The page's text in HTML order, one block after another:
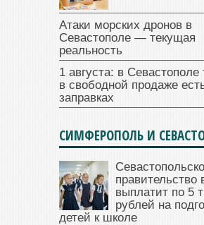
Атаки морских дронов в
Севастополе — текущая
реальность
1 августа: в Севастополе
в свободной продаже
заправках
СИМФЕРОПОЛЬ И
правительство
выплатит по 5
рублей на
детей к школе